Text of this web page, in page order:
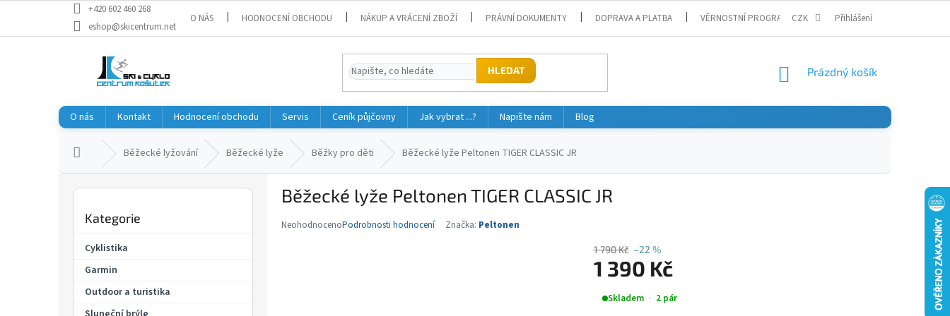
obsah
+420 602 460 268
eshop@skicentrum.net
O NÁS HODNOCENÍ OBCHODU NÁKUP A VRÁCENÍ ZBOŽÍ PRÁVNÍ DOKUMENTY DOPRAVA A PLATBA VĚRNOSTNÍ PROGRAM CZK Přihlášení
HLEDAT
NÁKUPNÍ
Prázdný košík
O nás Kontakt Hodnocení obchodu Servis Ceník půjčovny Jak vybrat ...? Napište nám Blog
Domů Běžecké lyžování Běžecké lyže Běžky pro děti Běžecké lyže Peltonen TIGER CLASSIC JR
kategorie
Kategorie
Cyklistika
Garmin
Outdoor a turistika
Běžecké lyže Peltonen TIGER CLASSIC JR
Průměrné
NeohodnocenoPodrobnosti hodnocení Značka: Peltonen
1 790 Kč –22 %
1 390 Kč
Měrná
cena:
Skladem 2 pár